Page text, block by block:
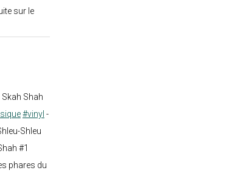
sur le
Shah
#vinyl -
Shleu
#1
phares du